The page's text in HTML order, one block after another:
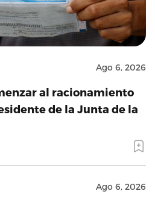
Ago 6, 2026
al racionamiento
de la Junta de la
Ago 6, 2026